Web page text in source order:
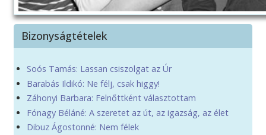
Bizonyságtételek
Soós Tamás: Lassan csiszolgat az Úr
Barabás Ildikó: Ne félj, csak higgy!
Záhonyi Barbara: Felnőttként választottam
Fónagy Béláné: A szeretet az út, az igazság, az élet
Dibuz Ágostonné: Nem félek